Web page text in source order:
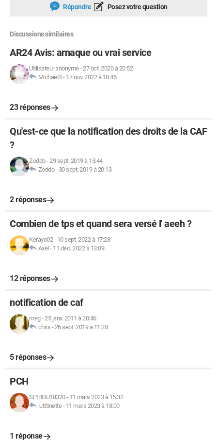
Répondre Posez votre question
Discussions similaires
AR24 Avis: arnaque ou vrai service
Utilisateur anonyme-27 oct. 2020 à 20:52
MichaelR- 17 nov. 2022 à 18:46
23 réponses
Qu'est-ce que la notification des droits de la CAF
?
Zoddo-29 sept. 2019 à 15:44
Zoddo- 30 sept. 2019 à 20:13
2 réponses
Combien de tps et quand sera versé l' aeeh ?
Kerayo02- 10 sept. 2022 à 17:28
Axel - 11 déc. 2022 à 13:09
12 réponses
notification de caf
meg-25 janv. 2011 à 20:46
chris -26 sept. 2019 à 11:28
5 réponses
PCH
SPIROU18320- 11 mars 2023 à 15:32
lutttinette- 11 mars 2023 à 18:00
1 réponse